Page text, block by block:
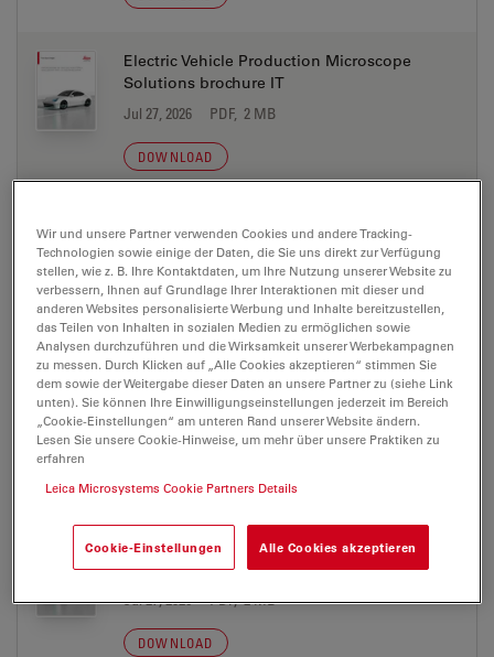
Electric Vehicle Production Microscope
Solutions brochure IT
Jul 27, 2026 PDF, 2 MB
DOWNLOAD
Solutions brochure JA
Jul 27, 2026 PDF, 2 MB
DOWNLOAD
Electric Vehicle Production Microscope
Solutions brochure KO
Jul 27, 2026 PDF, 2 MB
DOWNLOAD
Electric Vehicle Production Microscope
Solutions brochure PT
Jul 27, 2026 PDF, 2 MB
DOWNLOAD
Wir und unsere Partner verwenden Cookies und andere Tracking-
Technologien sowie einige der Daten, die Sie uns direkt zur Verfügung
stellen, wie z. B. Ihre Kontaktdaten, um Ihre Nutzung unserer Website zu
verbessern, Ihnen auf Grundlage Ihrer Interaktionen mit dieser und
anderen Websites personalisierte Werbung und Inhalte bereitzustellen,
das Teilen von Inhalten in sozialen Medien zu ermöglichen sowie
Analysen durchzuführen und die Wirksamkeit unserer Werbekampagnen
zu messen. Durch Klicken auf „Alle Cookies akzeptieren“ stimmen Sie
dem sowie der Weitergabe dieser Daten an unsere Partner zu (siehe Link
unten). Sie können Ihre Einwilligungseinstellungen jederzeit im Bereich
„Cookie-Einstellungen“ am unteren Rand unserer Website ändern.
Lesen Sie unsere Cookie-Hinweise, um mehr über unsere Praktiken zu
erfahren
Leica Microsystems Cookie Partners Details
Cookie-Einstellungen Alle Cookies akzeptieren